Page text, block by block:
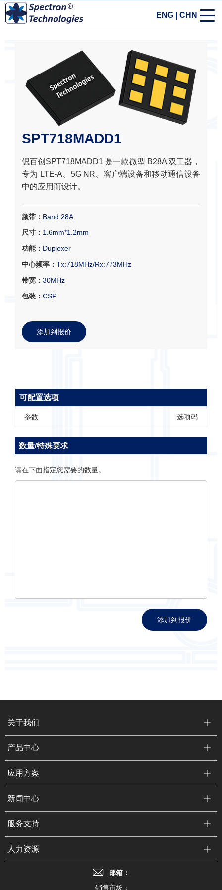
CHN
ENG
SPT718MADD1
偲百创SPT718MADD1 是一款微型 B28A 双工器，
专为 LTE-A、5G NR、客户端设备和移动通信设备
中的应用而设计。
频带： Band 28A
尺寸： 1.6mm*1.2mm
功能： Duplexer
中心频率： Tx:718MHz/Rx:773MHz
带宽： 30MHz
包装： CSP
添加到报价
可配置选项
参数 选项码
数量/特殊要求
请在下面指定您需要的数量。
添加到报价
关于我们
产品中心
应用方案
新闻中心
服务支持
人力资源
邮箱：
销售市场：